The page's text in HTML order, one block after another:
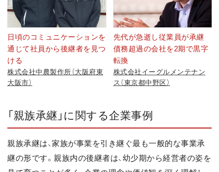
日頃のコミュニケーションを
通じて社員から後継者を見つ
ける
株式会社中農製作所（大阪府東
大阪市）
先代が急逝し従業員が承継
債務超過の会社を2期で黒字
転換
株式会社イーグルメンテナン
ス（東京都中野区）
「親族承継」に関する企業事例
親族承継は、家族が事業を引き継ぐ最も一般的な事業承
継の形です。親族内の後継者は、幼少期から経営者の姿を